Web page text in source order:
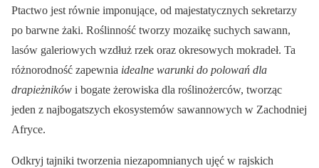
Ptactwo jest równie imponujące, od majestatycznych sekretarzy
po barwne żaki. Roślinność tworzy mozaikę suchych sawann,
lasów galeriowych wzdłuż rzek oraz okresowych mokradeł. Ta
różnorodność zapewnia idealne warunki do polowań dla
drapieżników i bogate żerowiska dla roślinożerców, tworząc
jeden z najbogatszych ekosystemów sawannowych w Zachodniej
Afryce.
Odkryj tajniki tworzenia niezapomnianych ujęć w rajskich